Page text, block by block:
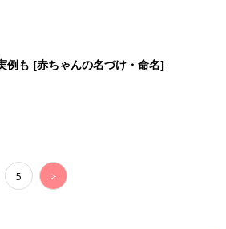
例も [赤ちゃんの名づけ・命名]
5 >